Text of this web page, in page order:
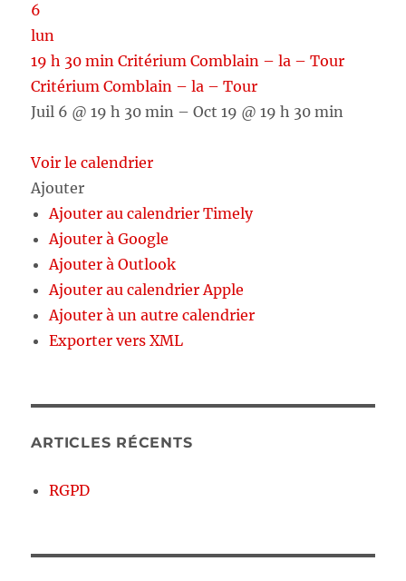
6
lun
19 h 30 minCritérium Comblain – la – Tour
Critérium Comblain – la – Tour
Juil 6 @ 19 h 30 min – Oct 19 @ 19 h 30 min
Voir le calendrier
Ajouter
Ajouter au calendrier Timely
Ajouter à Google
Ajouter à Outlook
Ajouter au calendrier Apple
Ajouter à un autre calendrier
Exporter vers XML
ARTICLES RÉCENTS
RGPD